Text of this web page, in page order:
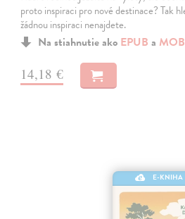
proto inspiraci pro nové destinace? Tak
žádnou inspiraci nenajdete.
Na stiahnutie ako EPUB a
14,18 €
E-KNIHA